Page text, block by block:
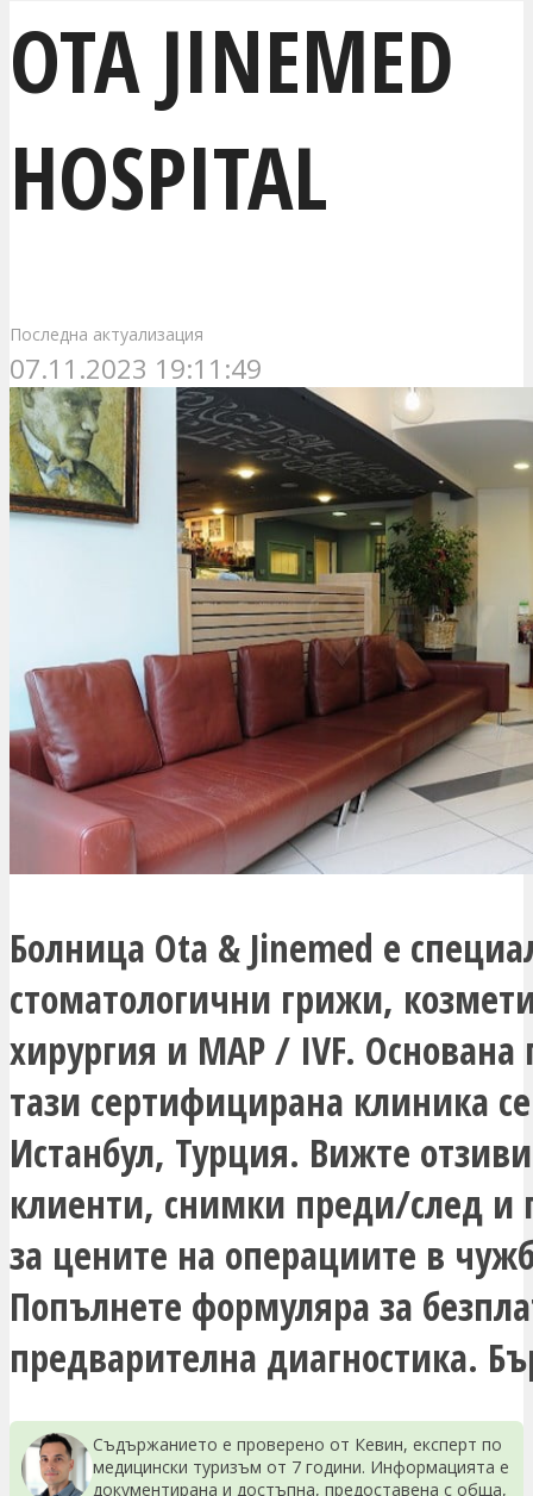
OTA JINEMED
HOSPITAL
Последна актуализация
07.11.2023 19:11:49
Болница Ota & Jinemed е
стоматологични грижи,
хирургия и MAP / IVF. Основана
тази сертифицирана клиника
Истанбул, Турция. Вижте
клиенти, снимки преди/след и
за цените на операциите в
Попълнете формуляра за
предварителна диагностика.
Съдържанието е проверено от Кевин, експерт по
медицински туризъм от 7 години. Информацията е
документирана и достъпна, предоставена с обща,